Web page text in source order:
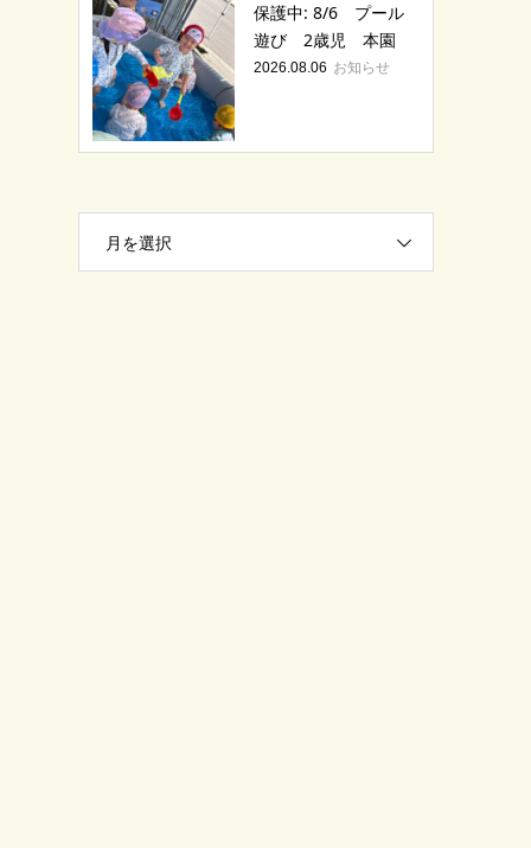
保護中: 8/6 プール
遊び 2歳児 本園
2026.08.06 お知らせ
月を選択